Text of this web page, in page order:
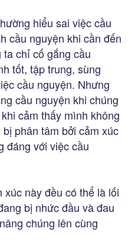
hiểu sai việc cầu
cầu nguyện khi cần đến
chỉ cố gắng cầu
tốt, tập trung, sùng
cầu nguyện. Nhưng
cầu nguyện khi chúng
cảm thấy mình không
phân tâm bởi cảm xúc
đáng với việc cầu
này đều có thể là lối
bị nhức đầu và đau
chúng lên cùng